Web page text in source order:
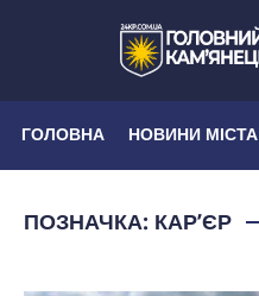
ГОЛОВНА НОВИНИ МІСТА
ПОЗНАЧКА: КАР’ЄР